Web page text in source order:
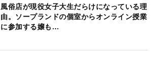
風俗店が現役女子大生だらけになっている理
由。ソープランドの個室からオンライン授業
に参加する嬢も…